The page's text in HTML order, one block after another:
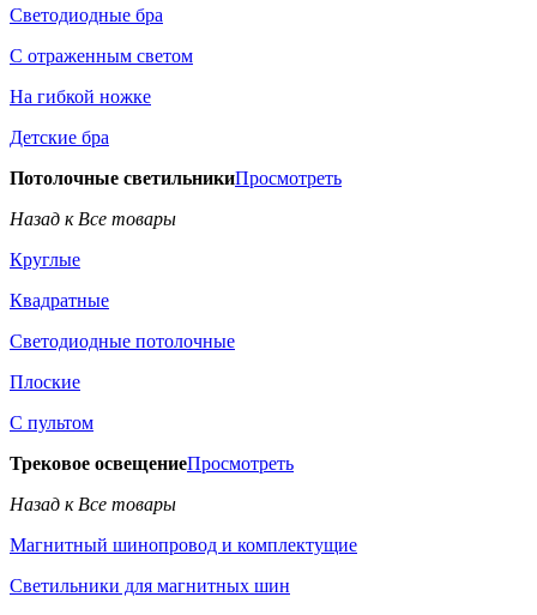
Светодиодные бра
С отраженным светом
На гибкой ножке
Детские бра
Потолочные светильникиПросмотреть
Назад к Все товары
Круглые
Квадратные
Светодиодные потолочные
Плоские
С пультом
Трековое освещениеПросмотреть
Назад к Все товары
Магнитный шинопровод и комплектущие
Светильники для магнитных шин